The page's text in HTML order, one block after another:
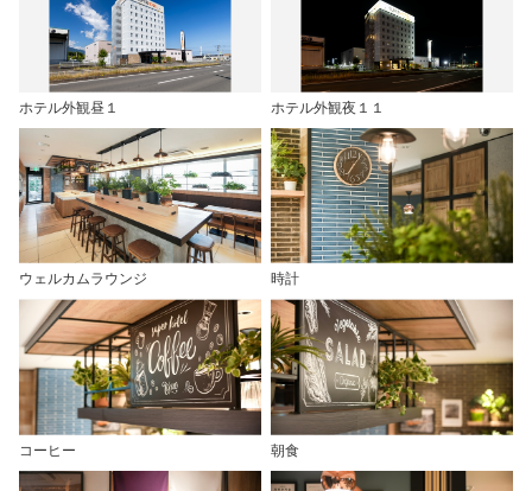
ホテル外観昼１ ホテル外観夜１１
ウェルカムラウンジ 時計
コーヒー 朝食